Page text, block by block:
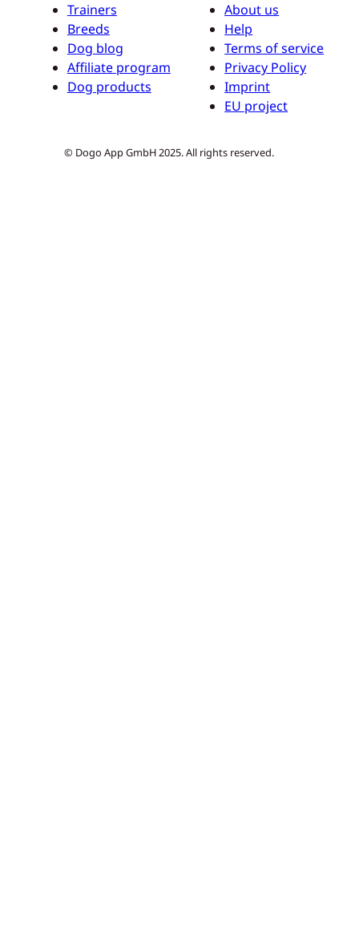
Trainers
Breeds
Dog blog
Affiliate program
Dog products
About us
Help
Terms of service
Privacy Policy
Imprint
EU project
© Dogo App GmbH 2025. All rights reserved.